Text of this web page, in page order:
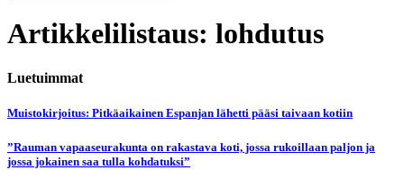
Artikkelilistaus: lohdutus
Luetuimmat
Muistokirjoitus: Pitkäaikainen Espanjan lähetti pääsi taivaan kotiin
”Rauman vapaaseurakunta on rakastava koti, jossa rukoillaan paljon ja
jossa jokainen saa tulla kohdatuksi”